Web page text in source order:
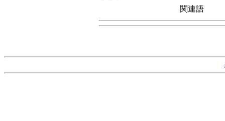
関連語